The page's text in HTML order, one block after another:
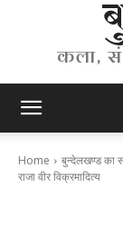
कला,
Home बुन्देलखण्ड का
राजा वीर विक्रमादित्य